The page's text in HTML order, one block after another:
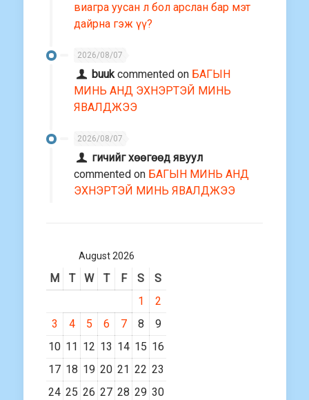
виагра уусан л бол арслан бар мэт
дайрна гэж үү?
2026/08/07
buukcommented on БАГЫН
МИНЬ АНД ЭХНЭРТЭЙ МИНЬ
ЯВАЛДЖЭЭ
2026/08/07
гичийг хөөгөөд явуул
commented on БАГЫН МИНЬ АНД
ЭХНЭРТЭЙ МИНЬ ЯВАЛДЖЭЭ
August 2026
M T W T F S
S
1
2
3
4 5 6 7 8
9
10 11 12 13 14 15 16
17 18 19 20 21 22 23
24 25 26 27 28 29 30